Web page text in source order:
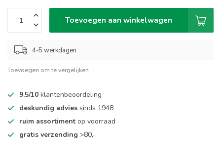
Toevoegen aan winkelwagen
4-5 werkdagen
Toevoegen om te vergelijken
9.5/10 klantenbeoordeling
deskundig advies sinds 1948
ruim assortiment op voorraad
gratis verzending >80,-